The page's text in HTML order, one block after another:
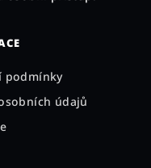
podmínky
údajů